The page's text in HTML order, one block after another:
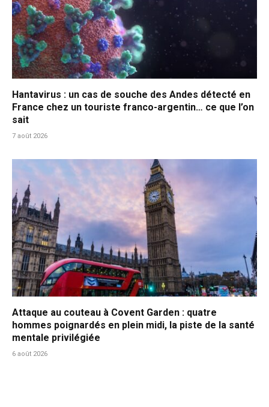
Hantavirus : un cas de souche des Andes détecté en
France chez un touriste franco-argentin… ce que l’on
sait
7 août 2026
Attaque au couteau à Covent Garden : quatre
hommes poignardés en plein midi, la piste de la santé
mentale privilégiée
6 août 2026